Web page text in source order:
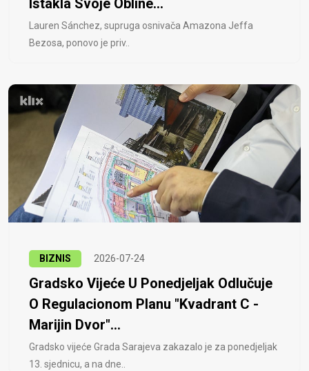
Istakla Svoje Obline...
Lauren Sánchez, supruga osnivača Amazona Jeffa
Bezosa, ponovo je priv..
BIZNIS 2026-07-24
Gradsko Vijeće U Ponedjeljak Odlučuje
O Regulacionom Planu "Kvadrant C -
Marijin Dvor"...
Gradsko vijeće Grada Sarajeva zakazalo je za ponedjeljak
13. sjednicu, a na dne..